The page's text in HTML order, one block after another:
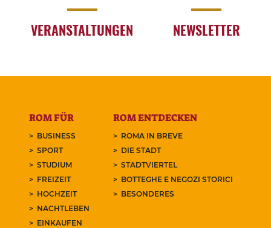
VERANSTALTUNGEN NEWSLETTER
ROM FÜR
BUSINESS
SPORT
STUDIUM
FREIZEIT
HOCHZEIT
NACHTLEBEN
EINKAUFEN
ROM ENTDECKEN
ROMA IN BREVE
DIE STADT
STADTVIERTEL
BOTTEGHE E NEGOZI STORICI
BESONDERES